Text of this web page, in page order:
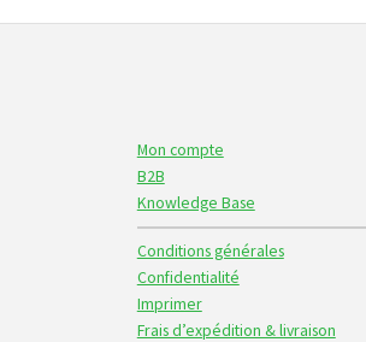
Mon compte
B2B
Knowledge Base
Conditions générales
Confidentialité
Imprimer
Frais d’expédition & livraison